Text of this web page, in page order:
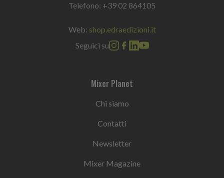
Telefono: +39 02 864105
Web: shop.edraedizioni.it
Seguici su
Mixer Planet
Chi siamo
Contatti
Newsletter
Mixer Magazine